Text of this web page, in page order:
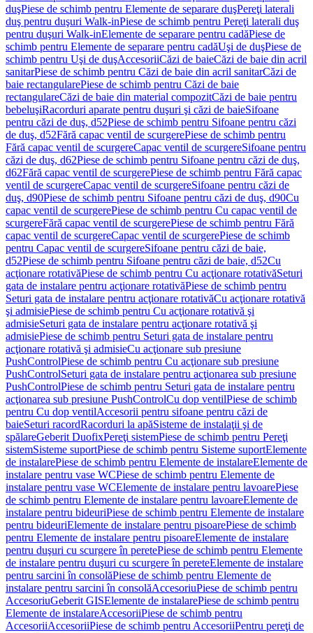
duşPiese de schimb pentru Elemente de separare duşPereţi laterali
duş pentru duşuri Walk-inPiese de schimb pentru Pereţi laterali duş
pentru duşuri Walk-inElemente de separare pentru cadăPiese de
schimb pentru Elemente de separare pentru cadăUşi de duşPiese de
schimb pentru Uşi de duşAccesoriiCăzi de baieCăzi de baie din acril
sanitarPiese de schimb pentru Căzi de baie din acril sanitarCăzi de
baie rectangularePiese de schimb pentru Căzi de baie
rectangulareCăzi de baie din material compozitCăzi de baie pentru
bebeluşiRacorduri aparate pentru duşuri şi căzi de baieSifoane
pentru căzi de duş, d52Piese de schimb pentru Sifoane pentru căzi
de duş, d52Fără capac ventil de scurgerePiese de schimb pentru
Fără capac ventil de scurgereCapac ventil de scurgereSifoane pentru
căzi de duş, d62Piese de schimb pentru Sifoane pentru căzi de duş,
d62Fără capac ventil de scurgerePiese de schimb pentru Fără capac
ventil de scurgereCapac ventil de scurgereSifoane pentru căzi de
duş, d90Piese de schimb pentru Sifoane pentru căzi de duş, d90Cu
capac ventil de scurgerePiese de schimb pentru Cu capac ventil de
scurgereFără capac ventil de scurgerePiese de schimb pentru Fără
capac ventil de scurgereCapac ventil de scurgerePiese de schimb
pentru Capac ventil de scurgereSifoane pentru căzi de baie,
d52Piese de schimb pentru Sifoane pentru căzi de baie, d52Cu
acţionare rotativăPiese de schimb pentru Cu acţionare rotativăSeturi
gata de instalare pentru acţionare rotativăPiese de schimb pentru
Seturi gata de instalare pentru acţionare rotativăCu acţionare rotativă
şi admisiePiese de schimb pentru Cu acţionare rotativă şi
admisieSeturi gata de instalare pentru acţionare rotativă şi
admisiePiese de schimb pentru Seturi gata de instalare pentru
acţionare rotativă şi admisieCu acţionare sub presiune
PushControlPiese de schimb pentru Cu acţionare sub presiune
PushControlSeturi gata de instalare pentru acţionarea sub presiune
PushControlPiese de schimb pentru Seturi gata de instalare pentru
acţionarea sub presiune PushControlCu dop ventilPiese de schimb
pentru Cu dop ventilAccesorii pentru sifoane pentru căzi de
baieSeturi racordRacorduri la apăSisteme de instalaţii şi de
spălareGeberit DuofixPereţi sistemPiese de schimb pentru Pereţi
sistemSisteme suportPiese de schimb pentru Sisteme suportElemente
de instalarePiese de schimb pentru Elemente de instalareElemente de
instalare pentru vase WCPiese de schimb pentru Elemente de
instalare pentru vase WCElemente de instalare pentru lavoarePiese
de schimb pentru Elemente de instalare pentru lavoareElemente de
instalare pentru bideuriPiese de schimb pentru Elemente de instalare
pentru bideuriElemente de instalare pentru pisoarePiese de schimb
pentru Elemente de instalare pentru pisoareElemente de instalare
pentru duşuri cu scurgere în peretePiese de schimb pentru Elemente
de instalare pentru duşuri cu scurgere în pereteElemente de instalare
pentru sarcini în consolăPiese de schimb pentru Elemente de
instalare pentru sarcini în consolăAccesoriuPiese de schimb pentru
AccesoriuGeberit GISElemente de instalarePiese de schimb pentru
Elemente de instalareAccesoriiPiese de schimb pentru
AccesoriiAccesoriiPiese de schimb pentru AccesoriiPentru pereţi de